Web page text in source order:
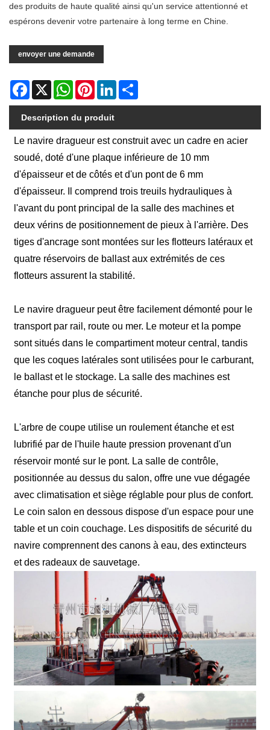
des produits de haute qualité ainsi qu'un service attentionné et
espérons devenir votre partenaire à long terme en Chine.
envoyer une demande
Facebook
X WhatsAppPinterestLinkedIn
Description du produit
Le navire dragueur est construit avec un cadre en acier
soudé, doté d'une plaque inférieure de 10 mm
d'épaisseur et de côtés et d'un pont de 6 mm
d'épaisseur. Il comprend trois treuils hydrauliques à
l'avant du pont principal de la salle des machines et
deux vérins de positionnement de pieux à l'arrière. Des
tiges d'ancrage sont montées sur les flotteurs latéraux et
quatre réservoirs de ballast aux extrémités de ces
flotteurs assurent la stabilité.
Le navire dragueur peut être facilement démonté pour le
transport par rail, route ou mer. Le moteur et la pompe
sont situés dans le compartiment moteur central, tandis
que les coques latérales sont utilisées pour le carburant,
le ballast et le stockage. La salle des machines est
étanche pour plus de sécurité.
L'arbre de coupe utilise un roulement étanche et est
lubrifié par de l'huile haute pression provenant d'un
réservoir monté sur le pont. La salle de contrôle,
positionnée au dessus du salon, offre une vue dégagée
avec climatisation et siège réglable pour plus de confort.
Le coin salon en dessous dispose d'un espace pour une
table et un coin couchage. Les dispositifs de sécurité du
navire comprennent des canons à eau, des extincteurs
et des radeaux de sauvetage.